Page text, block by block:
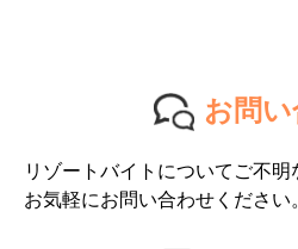
お問
リゾートバイトについてご不
お気軽にお問い合わせください。